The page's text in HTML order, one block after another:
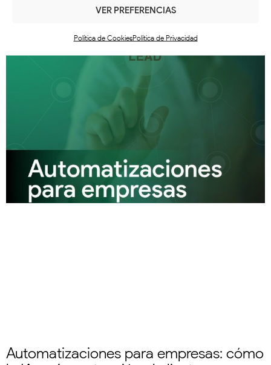
VER PREFERENCIAS
Política de CookiesPolítica de Privacidad
Artículos relacionados
Automatizaciones para empresas: cómo